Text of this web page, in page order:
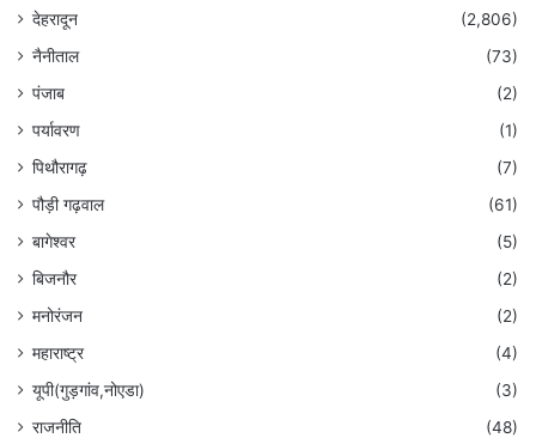
देहरादून
(2,806)
नैनीताल
(73)
पंजाब
(2)
पर्यावरण
(1)
पिथौरागढ़
(7)
पौड़ी गढ़वाल
(61)
बागेश्वर
(5)
बिजनौर
(2)
मनोरंजन
(2)
महाराष्ट्र
(4)
यूपी(गुड़गांव,नोएडा)
(3)
राजनीति
(48)